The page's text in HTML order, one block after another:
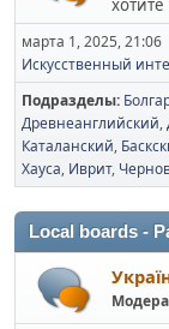
марта 1, 2025, 21:06
Искусственный
Подразделы
Древнеанглийский
Каталанский
Хауса Иврит
Local boards -